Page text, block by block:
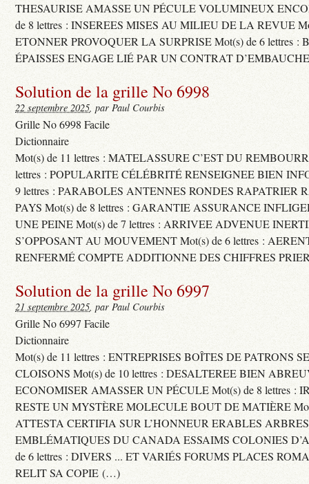
THESAURISE AMASSE UN PÉCULE VOLUMINEUX
de 8 lettres : INSEREES MISES AU MILIEU DE LA REVUE
ETONNER PROVOQUER LA SURPRISE Mot(s) de 6 lettres :
ÉPAISSES ENGAGE LIÉ PAR UN CONTRAT
Solution de la grille No 6998
22 septembre 2025, par Paul Courbis
Grille No 6998 Facile
Dictionnaire
Mot(s) de 11 lettres : MATELASSURE C’EST DU
lettres : POPULARITE CÉLÉBRITÉ RENSEIGNEE BIEN
9 lettres : PARABOLES ANTENNES RONDES RAPATRIER
PAYS Mot(s) de 8 lettres : GARANTIE ASSURANCE
UNE PEINE Mot(s) de 7 lettres : ARRIVEE ADVENUE
S’OPPOSANT AU MOUVEMENT Mot(s) de 6 lettres :
RENFERMÉ COMPTE ADDITIONNE DES CHIFFRES
Solution de la grille No 6997
21 septembre 2025, par Paul Courbis
Grille No 6997 Facile
Dictionnaire
Mot(s) de 11 lettres : ENTREPRISES BOÎTES DE PATRONS
CLOISONS Mot(s) de 10 lettres : DESALTEREE BIEN
ECONOMISER AMASSER UN PÉCULE Mot(s) de 8 lettres :
RESTE UN MYSTÈRE MOLECULE BOUT DE MATIÈRE
ATTESTA CERTIFIA SUR L’HONNEUR ERABLES ARBRES
EMBLÉMATIQUES DU CANADA ESSAIMS COLONIES
de 6 lettres : DIVERS ... ET VARIÉS FORUMS PLACES
RELIT SA COPIE (…)